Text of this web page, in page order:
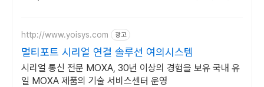
http://www.yoisys.com 광고
멀티포트 시리얼 연결 솔루션 여의시스템
시리얼 통신 전문 MOXA, 30년 이상의 경험을 보유 국내 유
일 MOXA 제품의 기술 서비스센터 운영